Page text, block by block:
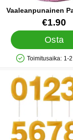
Vaaleanpunainen
Tuote.nro 11522
€1.90
Osta
Saatavuus:
Toimitusaika: 1-
Merkitse